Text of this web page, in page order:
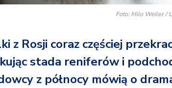
Foto: Milo Weiler /
z Rosji coraz częściej
stada reniferów i
z północy mówią o